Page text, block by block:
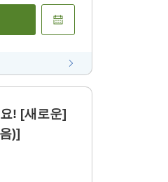
! [새로운]
)]